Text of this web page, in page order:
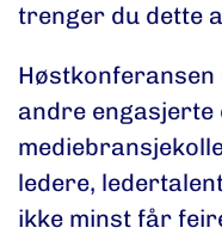
trenger du dette
andre
ledere,
ikke minst får